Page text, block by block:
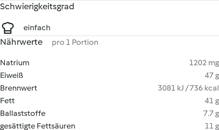
Schwierigkeitsgrad
einfach
Nährwerte pro 1 Portion
Natrium
1202 mg
Eiweiß
47 g
Brennwert
3081 kJ / 736 kcal
Fett
41 g
Ballaststoffe
7.7 g
gesättigte Fettsäuren
11 g